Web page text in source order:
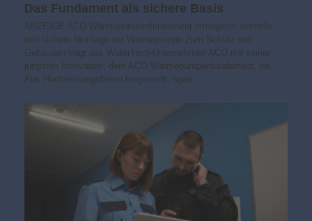
Das Fundament als sichere Basis
ANZEIGE ACO Wärmepumpenfundament ermöglicht schnelle
und sichere Montage der Wärmepumpe Zum Schutz von
Gebäuden trägt das WaterTech-Unternehmen ACO mit seiner
jüngsten Innovation, dem ACO Wärmepumpenfundament, bei.
Aus Hochleistungsbeton hergestellt, spart…